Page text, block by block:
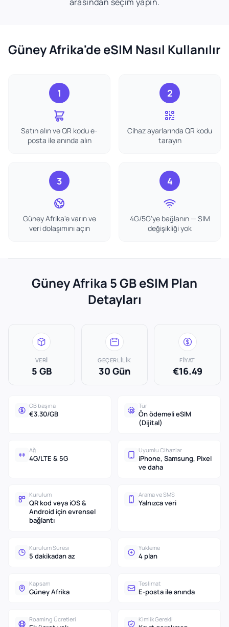
Güney Afrika'de eSIM Nasıl Kullanılır
1
Satın alın ve QR kodu e-
posta ile anında alın
2
Cihaz ayarlarında QR kodu
tarayın
3
Güney Afrika'e varın ve
veri dolaşımını açın
4
4G/5G'ye bağlanın — SIM
değişikliği yok
Güney Afrika 5 GB eSIM Plan
Detayları
VERI
5 GB
GEÇERLILIK
30 Gün
FIYAT
€16.49
GB başına
€3.30/GB
Tür
Ön ödemeli eSIM
(Dijital)
Ağ
4G/LTE & 5G
Uyumlu Cihazlar
iPhone, Samsung, Pixel
ve daha
Kurulum
QR kod veya iOS &
Android için evrensel
bağlantı
Arama ve SMS
Yalnızca veri
Kurulum Süresi
5 dakikadan az
Yükleme
4 plan
Kapsam
Güney Afrika
Teslimat
E-posta ile anında
Roaming Ücretleri Kimlik Gerekli